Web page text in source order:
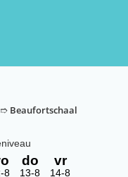
➱ Beaufortschaal